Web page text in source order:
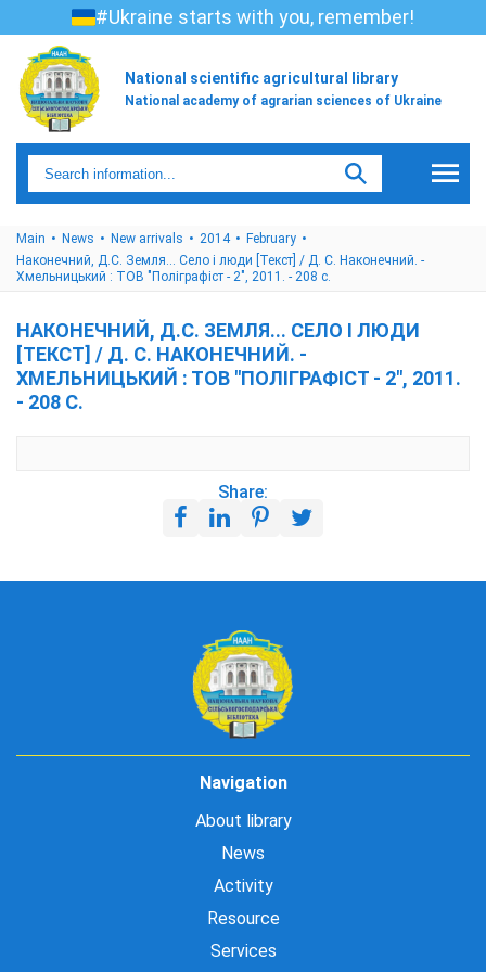
#Ukraine starts with you, remember!
National scientific agricultural library
National academy of agrarian sciences of Ukraine
Main News New arrivals 2014
February
Наконечний, Д.С. Земля... Село і люди [Текст] / Д. С. Наконечний. -
Хмельницький : ТОВ "Поліграфіст - 2", 2011. - 208 с.
НАКОНЕЧНИЙ, Д.С. ЗЕМЛЯ... СЕЛО І ЛЮДИ
[ТЕКСТ] / Д. С. НАКОНЕЧНИЙ. -
ХМЕЛЬНИЦЬКИЙ : ТОВ "ПОЛІГРАФІСТ - 2", 2011.
- 208 С.
Share:
Navigation
About library
News
Activity
Resource
Services